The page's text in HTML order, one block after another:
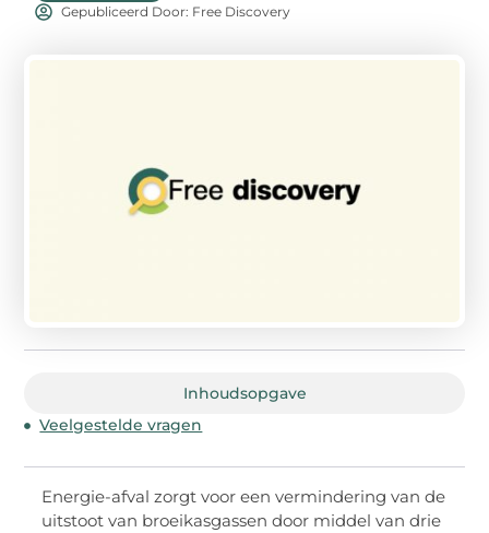
Gepubliceerd Door: Free Discovery
Inhoudsopgave
Veelgestelde vragen
Energie-afval zorgt voor een vermindering van de
uitstoot van broeikasgassen door middel van drie